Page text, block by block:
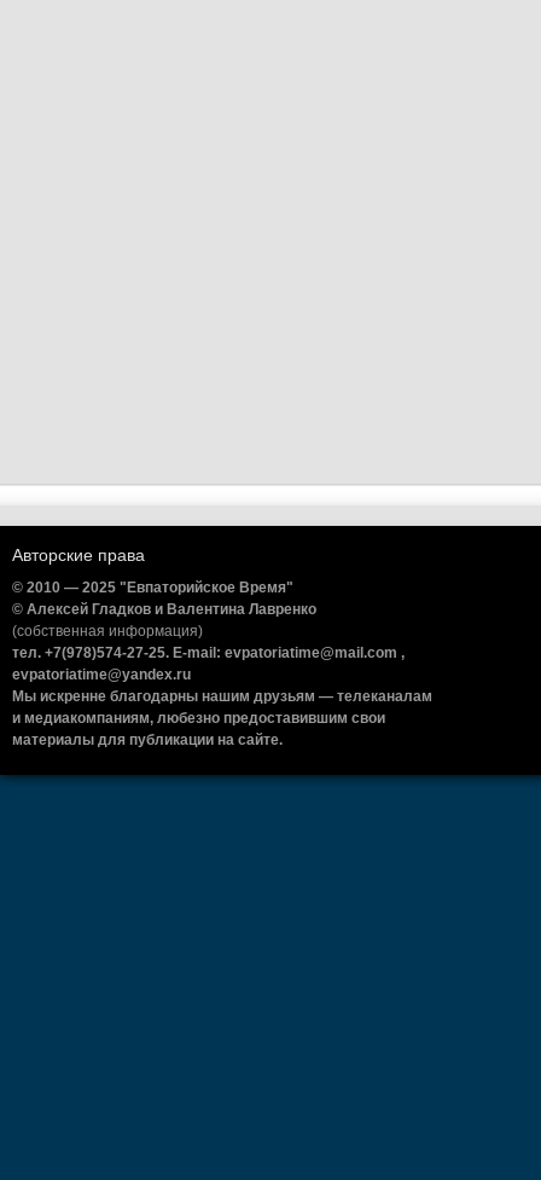
Авторские права
© 2010 — 2025 "Евпаторийское Время"
© Алексей Гладков и Валентина Лавренко
(собственная информация)
тел. +7(978)574-27-25. E-mail: evpatoriatime@mail.com ,
evpatoriatime@yandex.ru
Мы искренне благодарны нашим друзьям — телеканалам
и медиакомпаниям, любезно предоставившим свои
материалы для публикации на сайте.